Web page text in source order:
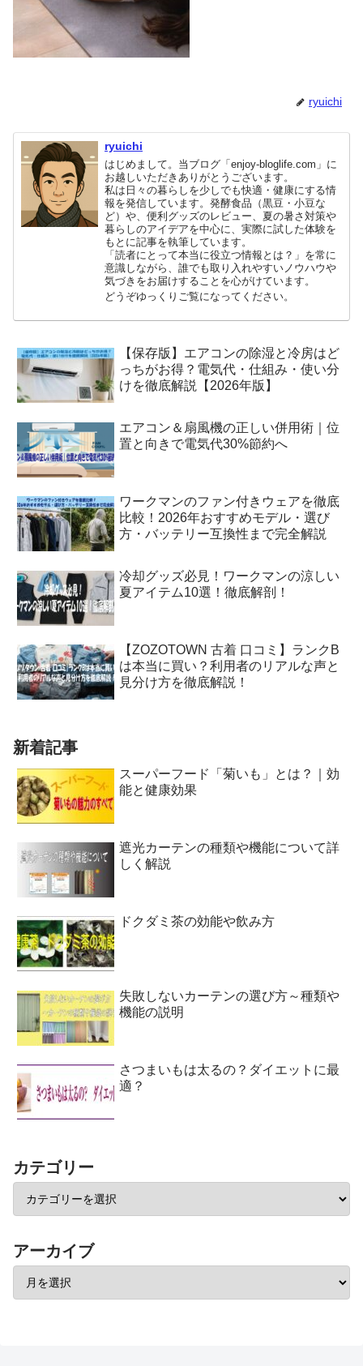
ryuichi
ryuichi
はじめまして。当ブログ「enjoy-bloglife.com」に
お越しいただきありがとうございます。
私は日々の暮らしを少しでも快適・健康にする情
報を発信しています。発酵食品（黒豆・小豆な
ど）や、便利グッズのレビュー、夏の暑さ対策や
暮らしのアイデアを中心に、実際に試した体験を
もとに記事を執筆しています。
「読者にとって本当に役立つ情報とは？」を常に
意識しながら、誰でも取り入れやすいノウハウや
気づきをお届けすることを心がけています。
どうぞゆっくりご覧になってください。
【保存版】エアコンの除湿と冷房はど
っちがお得？電気代・仕組み・使い分
けを徹底解説【2026年版】
エアコン＆扇風機の正しい併用術｜位
置と向きで電気代30%節約へ
ワークマンのファン付きウェアを徹底
比較！2026年おすすめモデル・選び
方・バッテリー互換性まで完全解説
冷却グッズ必見！ワークマンの涼しい
夏アイテム10選！徹底解剖！
【ZOZOTOWN 古着 口コミ】ランクB
は本当に買い？利用者のリアルな声と
見分け方を徹底解説！
新着記事
スーパーフード「菊いも」とは？｜効
能と健康効果
遮光カーテンの種類や機能について詳
しく解説
ドクダミ茶の効能や飲み方
失敗しないカーテンの選び方～種類や
機能の説明
さつまいもは太るの？ダイエットに最
適？
カテゴリー
アーカイブ